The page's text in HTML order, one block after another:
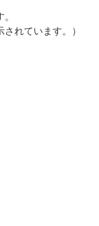
れています。）